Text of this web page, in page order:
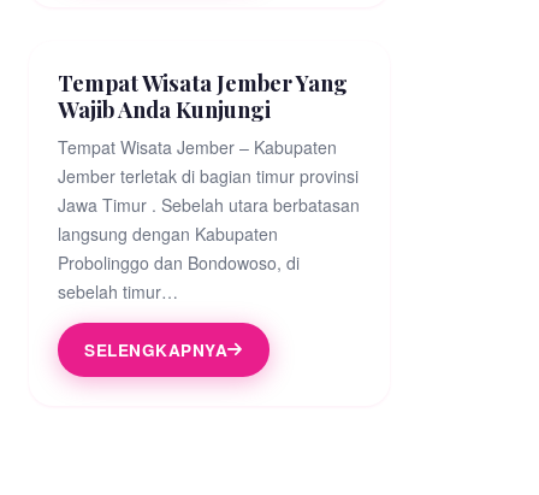
Tempat Wisata Jember Yang
Wajib Anda Kunjungi
Tempat Wisata Jember – Kabupaten
Jember terletak di bagian timur provinsi
Jawa Timur . Sebelah utara berbatasan
langsung dengan Kabupaten
Probolinggo dan Bondowoso, di
sebelah timur…
SELENGKAPNYA